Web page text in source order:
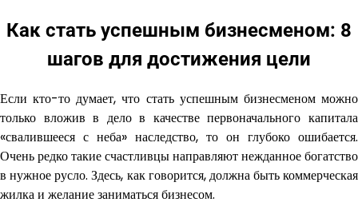
Как стать успешным бизнесменом: 8
шагов для достижения цели
Если кто-то думает, что стать успешным бизнесменом можно
только вложив в дело в качестве первоначального капитала
«свалившееся с неба» наследство, то он глубоко ошибается.
Очень редко такие счастливцы направляют нежданное богатство
в нужное русло. Здесь, как говорится, должна быть коммерческая
жилка и желание заниматься бизнесом.